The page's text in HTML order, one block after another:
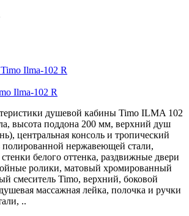
Ilma-102 R
душевой кабины Timo ILMA 102
высота поддона 200 мм, верхний душ
центральная консоль и тропический
нержавеющей стали,
белого оттенка, раздвижные двери
ролики, матовый хромированный
смеситель Timo, верхний, боковой
массажная лейка, полочка и ручки
..